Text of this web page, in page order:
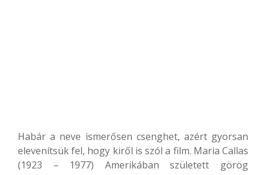
Habár a neve ismerősen csenghet, azért gyorsan
elevenítsük fel, hogy kiről is szól a film. Maria Callas
(1923 – 1977) Amerikában született görög